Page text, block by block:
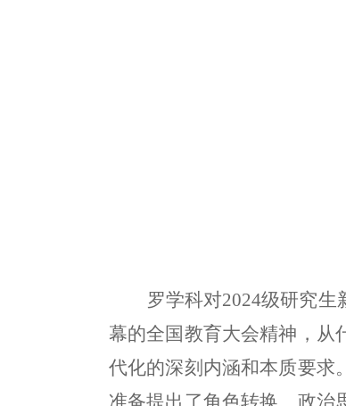
罗学科对2024级研究
幕的全国教育大会精神，从
代化的深刻内涵和本质要求
准备提出了角色转换、政治